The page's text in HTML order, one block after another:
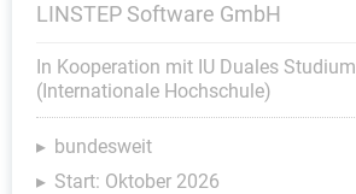
LINSTEP Software GmbH
In Kooperation mit IU Duales Studium
(Internationale Hochschule)
bundesweit
Start: Oktober 2026